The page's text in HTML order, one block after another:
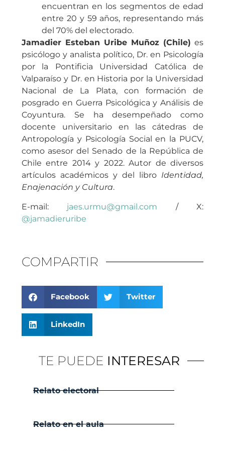
encuentran en los segmentos de edad
entre 20 y 59 años, representando más
del 70% del electorado.
Jamadier Esteban Uribe Muñoz (Chile) es
psicólogo y analista político, Dr. en Psicología
por la Pontificia Universidad Católica de
Valparaíso y Dr. en Historia por la Universidad
Nacional de La Plata, con formación de
posgrado en Guerra Psicológica y Análisis de
Coyuntura. Se ha desempeñado como
docente universitario en las cátedras de
Antropología y Psicología Social en la PUCV,
como asesor del Senado de la República de
Chile entre 2014 y 2022. Autor de diversos
artículos académicos y del libro Identidad,
Enajenación y Cultura.
E-mail: jaes.urmu@gmail.com / X:
@jamadieruribe
COMPARTIR
Facebook Twitter
LinkedIn
TE PUEDE INTERESAR
Relato electoral
Relato en el aula